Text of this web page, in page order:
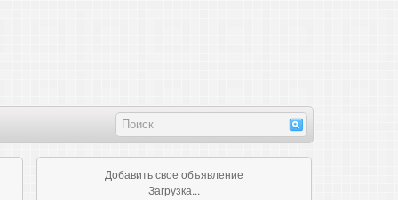
Добавить свое объявление
Загрузка...